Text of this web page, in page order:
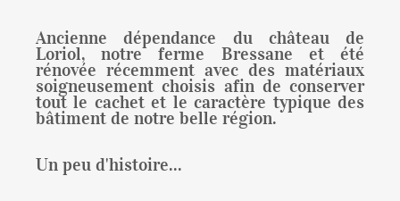
TABLE D'HÔTES
COURS DE CUISINE
Ancienne dépendance du château de
Loriol, notre ferme Bressane et été
rénovée récemment avec des matériaux
soigneusement choisis afin de conserver
tout le cachet et le caractère typique des
bâtiment de notre belle région.
Un peu d'histoire...